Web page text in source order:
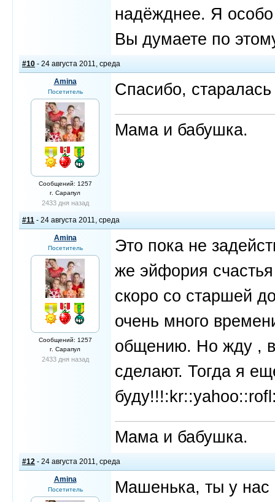
надёжднее. Я особо
Вы думаете по
#10 - 24 августа 2011, среда
Amina
Посетитель
Сообщений: 1257
г. Сарапул
2433 дня назад
Спасибо,
Мама и бабушка.
#11 - 24 августа 2011, среда
Amina
Посетитель
Сообщений: 1257
г. Сарапул
2433 дня назад
Это пока не
же эйфория
скоро со старшей
очень много
общению. Но жду ,
сделают. Тогда я
Мама и бабушка.
#12 - 24 августа 2011, среда
Amina
Посетитель
Машенька, ты у нас